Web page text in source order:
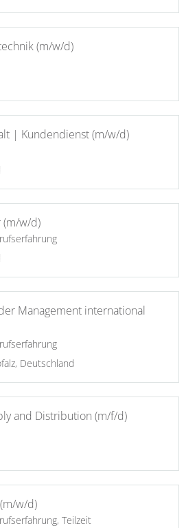
(m/w/d)
| Kundendienst (m/w/d)
(m/w/d)
Management international
Deutschland
and Distribution (m/f/d)
w/d)
Teilzeit